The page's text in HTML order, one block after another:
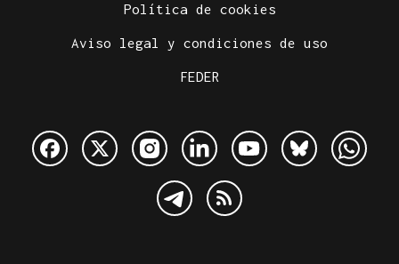
Política de cookies
Aviso legal y condiciones de uso
FEDER